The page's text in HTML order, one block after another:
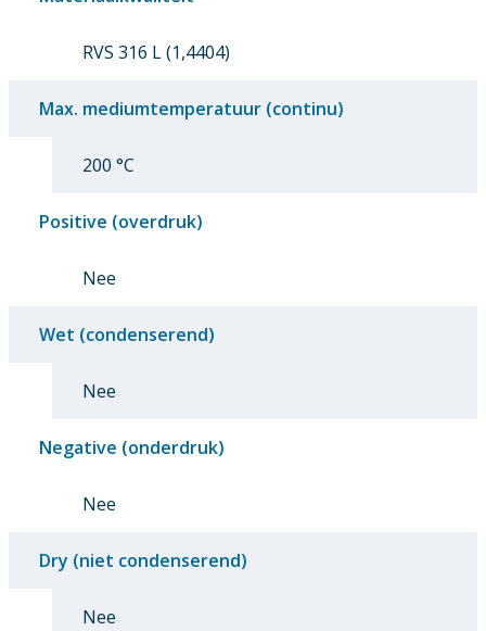
RVS 316 L (1,4404)
Max. mediumtemperatuur (continu)
200 °C
Positive (overdruk)
Nee
Wet (condenserend)
Nee
Negative (onderdruk)
Nee
Dry (niet condenserend)
Nee